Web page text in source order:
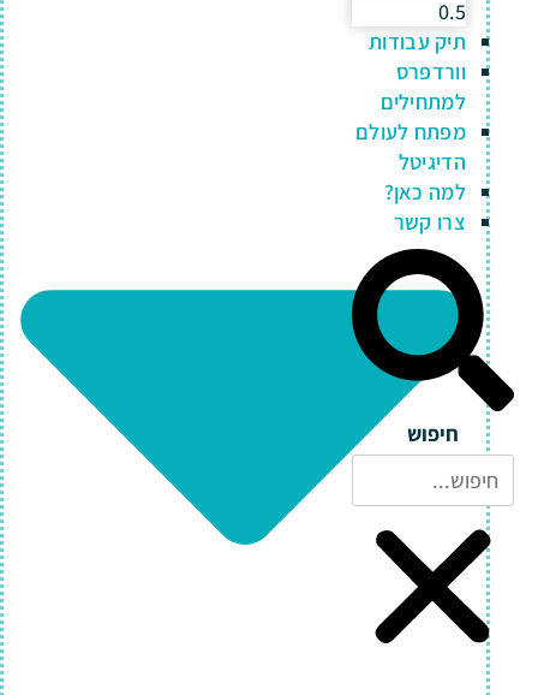
תיק עבודות
וורדפרס
למתחילים
מפתח לעולם
הדיגיטל
למה כאן?
צרו קשר
חיפוש